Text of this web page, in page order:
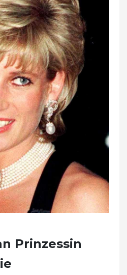
Prinzessin